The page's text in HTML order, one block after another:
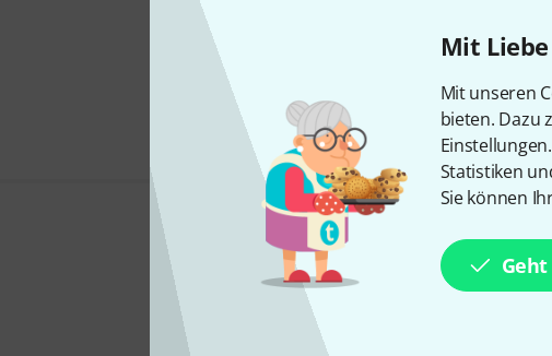
Mit
Mit unseren
bieten. Dazu
Statistiken
Sie können